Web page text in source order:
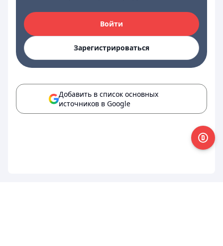
Войти
Зарегистрироваться
Добавить в список основных
источников в Google